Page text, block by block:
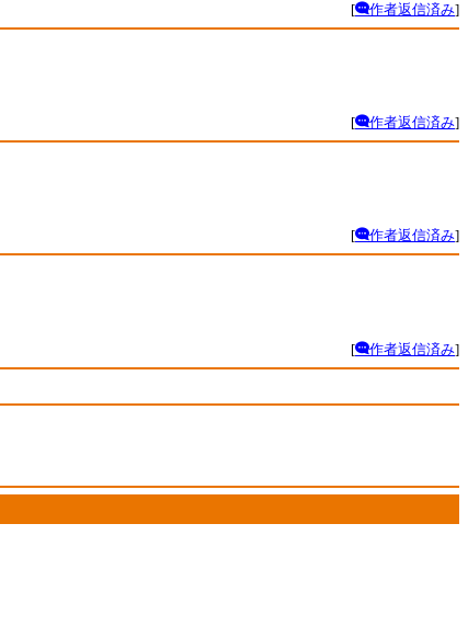
[ 作者返信済み]
[ 作者返信済み]
[ 作者返信済み]
[ 作者返信済み]